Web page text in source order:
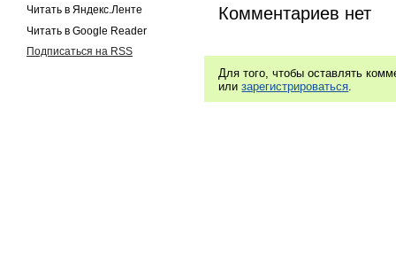
Читать в Яндекс.Ленте
Читать в Google Reader
Подписаться на RSS
Комментариев нет
Для того, чтобы оставлять
илизарегистрироваться.